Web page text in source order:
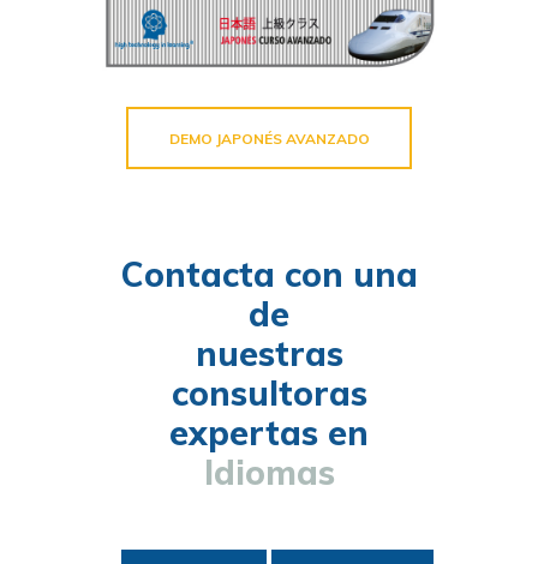
DEMO JAPONÉS AVANZADO
Contacta con una
de
nuestras
consultoras
expertas en
Idiomas